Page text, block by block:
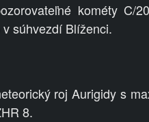
kométy C/
súhvezdí Blíženci.
roj Aurigidy s
8.